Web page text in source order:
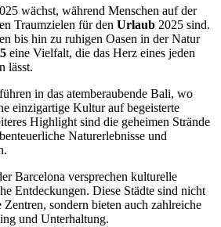
wächst, während Menschen auf der
Traumzielen für den Urlaub 2025 sind.
bis hin zu ruhigen Oasen in der Natur
eine Vielfalt, die das Herz eines jeden
lässt.
führen in das atemberaubende Bali, wo
einzigartige Kultur auf begeisterte
Highlight sind die geheimen Strände
Naturerlebnisse und
Barcelona versprechen kulturelle
Entdeckungen. Diese Städte sind nicht
sondern bieten auch zahlreiche
und Unterhaltung.